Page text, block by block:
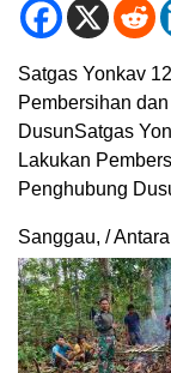
Satgas Yonkav
Pembersihan
DusunSatgas
Lakukan
Penghubung
Sanggau, /